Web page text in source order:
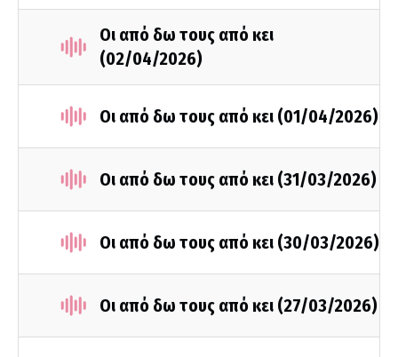
Οι από δω τους από κει
(02/04/2026)
Οι από δω τους από κει (01/04/2026)
Οι από δω τους από κει (31/03/2026)
Οι από δω τους από κει (30/03/2026)
Οι από δω τους από κει (27/03/2026)